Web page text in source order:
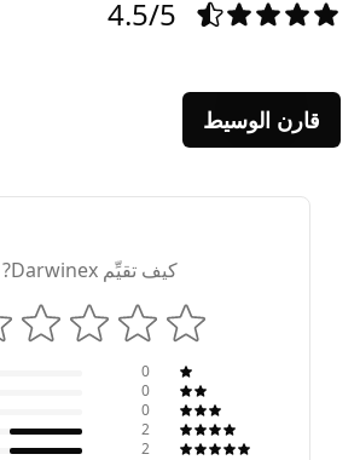
4.5/5
قارن الوسيط
كيف تقيِّم Darwinex?
0
0
0
2
2